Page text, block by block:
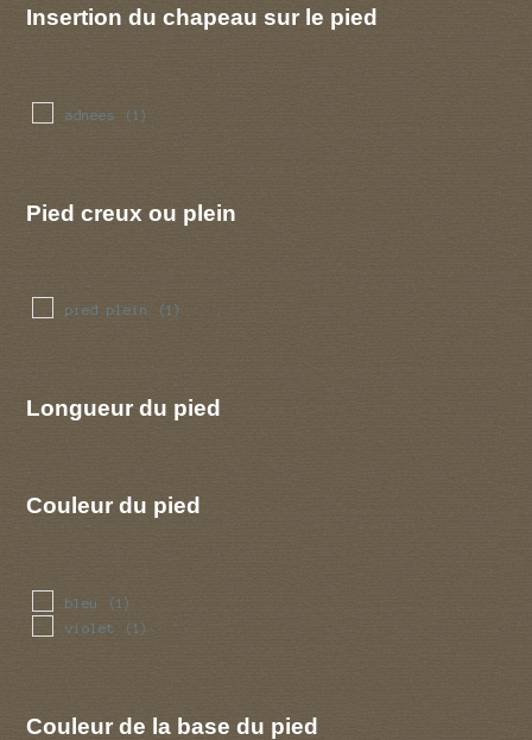
Insertion du chapeau sur le pied
adnees (1)
Pied creux ou plein
pied plein (1)
Longueur du pied
Couleur du pied
bleu (1)
violet (1)
Couleur de la base du pied